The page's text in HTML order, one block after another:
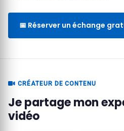
📅 Réserver un échange
CRÉATEUR DE CONTENU
Je partage mon
vidéo